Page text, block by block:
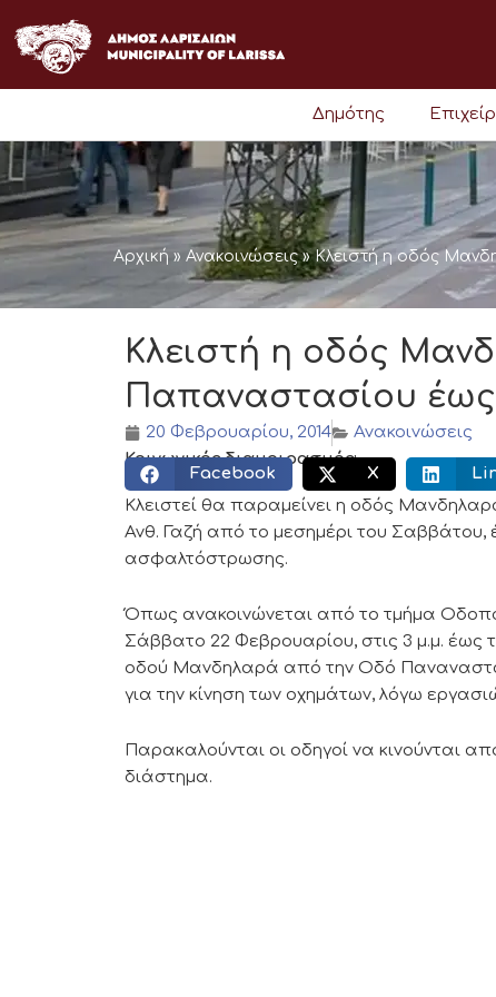
στο
περιεχόμενο
Δημότης
Αρχική » Ανακοινώσεις»Κλειστή η οδός
Κλειστή η οδός
Παπαναστασίου έως
20 Φεβρουαρίου, 2014
Ανακοινώσεις
Κοινωνικός διαμοιρασμός:
Facebook X
Κλειστεί θα παραμείνει η οδός
Ανθ. Γαζή από το μεσημέρι του
ασφαλτόστρωσης.
Όπως ανακοινώνεται από το τμήμα
Σάββατο 22 Φεβρουαρίου, στις 3 μ.μ. έως
οδού Μανδηλαρά από την Οδό
για την κίνηση των οχημάτων, λόγω
Παρακαλούνται οι οδηγοί να κινούνται
διάστημα.